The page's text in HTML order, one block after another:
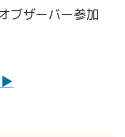
ブザーバー参加
▶︎